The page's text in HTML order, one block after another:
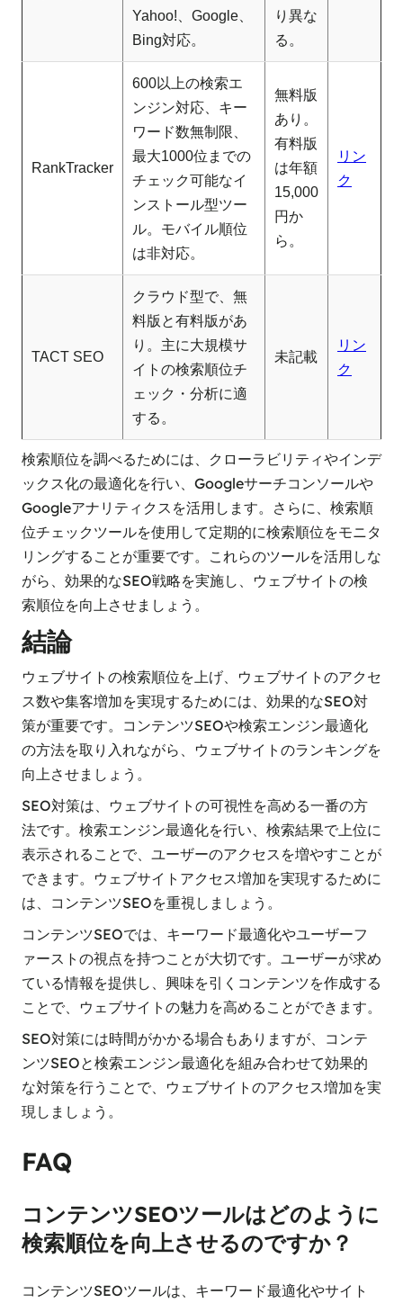
Yahoo!、Google、
Bing対応。
り異な
る。
RankTracker
600以上の検索エ
ンジン対応、キー
ワード数無制限、
最大1000位までの
チェック可能なイ
ンストール型ツー
ル。モバイル順位
は非対応。
無料版
あり。
有料版
は年額
15,000
円か
ら。
リン
ク
TACT SEO
クラウド型で、無
料版と有料版があ
り。主に大規模サ
イトの検索順位チ
ェック・分析に適
する。
未記載
リン
ク
検索順位を調べるためには、クローラビリティやインデ
ックス化の最適化を行い、Googleサーチコンソールや
Googleアナリティクスを活用します。さらに、検索順
位チェックツールを使用して定期的に検索順位をモニタ
リングすることが重要です。これらのツールを活用しな
がら、効果的なSEO戦略を実施し、ウェブサイトの検
索順位を向上させましょう。
結論
ウェブサイトの検索順位を上げ、ウェブサイトのアクセ
ス数や集客増加を実現するためには、効果的なSEO対
策が重要です。コンテンツSEOや検索エンジン最適化
の方法を取り入れながら、ウェブサイトのランキングを
向上させましょう。
SEO対策は、ウェブサイトの可視性を高める一番の方
法です。検索エンジン最適化を行い、検索結果で上位に
表示されることで、ユーザーのアクセスを増やすことが
できます。ウェブサイトアクセス増加を実現するために
は、コンテンツSEOを重視しましょう。
コンテンツSEOでは、キーワード最適化やユーザーフ
ァーストの視点を持つことが大切です。ユーザーが求め
ている情報を提供し、興味を引くコンテンツを作成する
ことで、ウェブサイトの魅力を高めることができます。
SEO対策には時間がかかる場合もありますが、コンテ
ンツSEOと検索エンジン最適化を組み合わせて効果的
な対策を行うことで、ウェブサイトのアクセス増加を実
現しましょう。
FAQ
コンテンツSEOツールはどのように
検索順位を向上させるのですか？
コンテンツSEOツールは、キーワード最適化やサイト